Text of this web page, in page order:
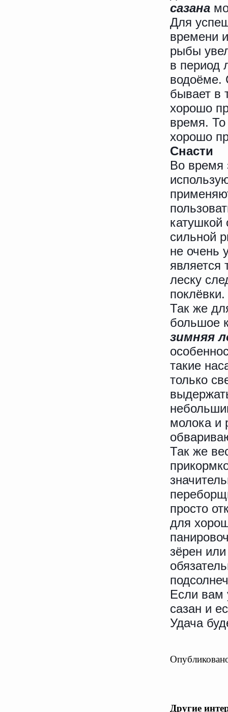
сазана
Для
времени
рыбы
в период
водоёме.
бывает в
хорошо
время.
хорошо
Снасти
Во время
катушкой
сильной
не очень
леску
поклёвки.
Так же
большое
зимняя
такие
только
молока и
Так же
просто
для
зёрен
Если вам
сазан и
Удача
Другие